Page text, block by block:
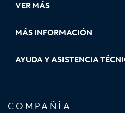
pestaña
nueva
pestaña
nueva
pestaña
nuevanueva
VER MÁS
MÁS INFORMACIÓN
AYUDA Y ASISTENCIA
COMPAÑÍA